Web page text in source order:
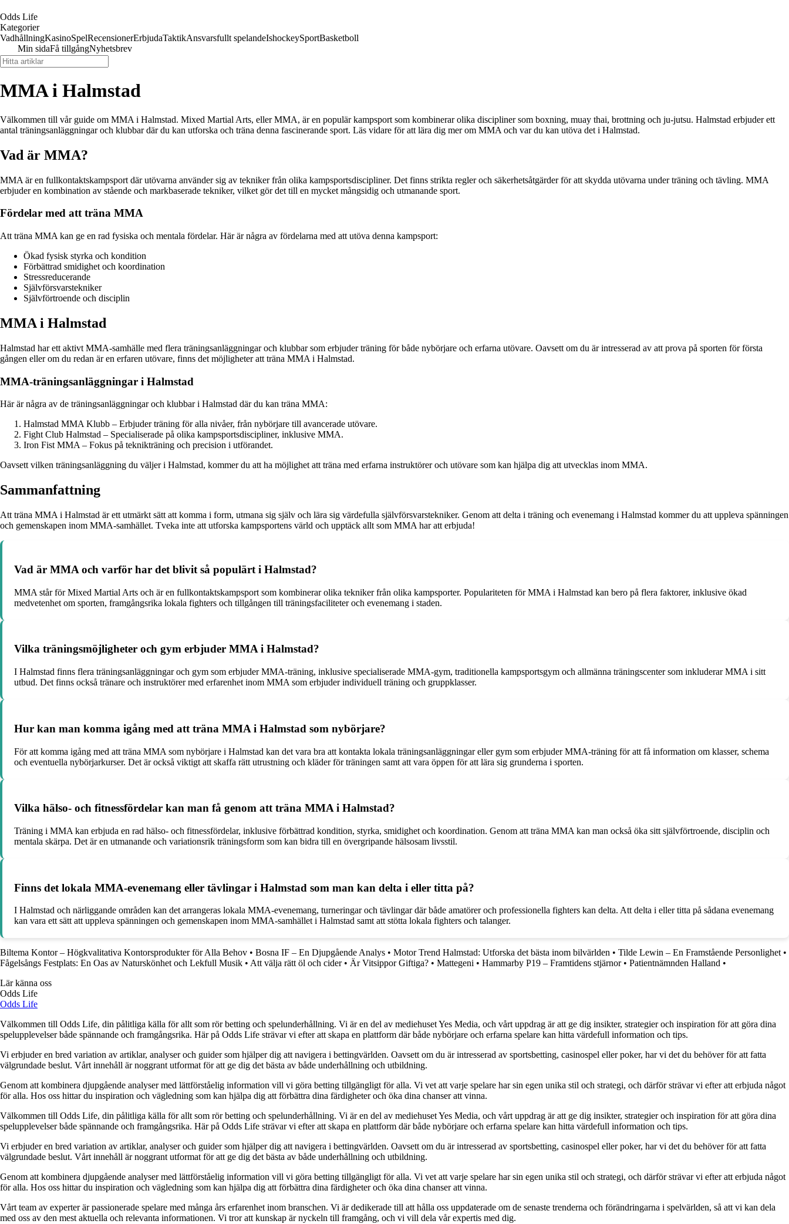
Odds Life
Kategorier
VadhållningKasinoSpelRecensionerErbjudaTaktikAnsvarsfullt spelandeIshockeySportBasketboll
Min sidaFå tillgångNyhetsbrev
MMA i Halmstad
Välkommen till vår guide om MMA i Halmstad. Mixed Martial Arts, eller MMA, är en populär kampsport som kombinerar olika discipliner som boxning, muay thai, brottning och ju-jutsu. Halmstad erbjuder ett
antal träningsanläggningar och klubbar där du kan utforska och träna denna fascinerande sport. Läs vidare för att lära dig mer om MMA och var du kan utöva det i Halmstad.
Vad är MMA?
MMA är en fullkontaktskampsport där utövarna använder sig av tekniker från olika kampsportsdiscipliner. Det finns strikta regler och säkerhetsåtgärder för att skydda utövarna under träning och tävling. MMA
erbjuder en kombination av stående och markbaserade tekniker, vilket gör det till en mycket mångsidig och utmanande sport.
Fördelar med att träna MMA
Att träna MMA kan ge en rad fysiska och mentala fördelar. Här är några av fördelarna med att utöva denna kampsport:
Ökad fysisk styrka och kondition
Förbättrad smidighet och koordination
Stressreducerande
Självförsvarstekniker
Självförtroende och disciplin
MMA i Halmstad
Halmstad har ett aktivt MMA-samhälle med flera träningsanläggningar och klubbar som erbjuder träning för både nybörjare och erfarna utövare. Oavsett om du är intresserad av att prova på sporten för första
gången eller om du redan är en erfaren utövare, finns det möjligheter att träna MMA i Halmstad.
MMA-träningsanläggningar i Halmstad
Här är några av de träningsanläggningar och klubbar i Halmstad där du kan träna MMA:
Halmstad MMA Klubb – Erbjuder träning för alla nivåer, från nybörjare till avancerade utövare.
Fight Club Halmstad – Specialiserade på olika kampsportsdiscipliner, inklusive MMA.
Iron Fist MMA – Fokus på teknikträning och precision i utförandet.
Oavsett vilken träningsanläggning du väljer i Halmstad, kommer du att ha möjlighet att träna med erfarna instruktörer och utövare som kan hjälpa dig att utvecklas inom MMA.
Sammanfattning
Att träna MMA i Halmstad är ett utmärkt sätt att komma i form, utmana sig själv och lära sig värdefulla självförsvarstekniker. Genom att delta i träning och evenemang i Halmstad kommer du att uppleva spänningen
och gemenskapen inom MMA-samhället. Tveka inte att utforska kampsportens värld och upptäck allt som MMA har att erbjuda!
Vad är MMA och varför har det blivit så populärt i Halmstad?
MMA står för Mixed Martial Arts och är en fullkontaktskampsport som kombinerar olika tekniker från olika kampsporter. Populariteten för MMA i Halmstad kan bero på flera faktorer, inklusive ökad
medvetenhet om sporten, framgångsrika lokala fighters och tillgången till träningsfaciliteter och evenemang i staden.
Vilka träningsmöjligheter och gym erbjuder MMA i Halmstad?
I Halmstad finns flera träningsanläggningar och gym som erbjuder MMA-träning, inklusive specialiserade MMA-gym, traditionella kampsportsgym och allmänna träningscenter som inkluderar MMA i sitt
utbud. Det finns också tränare och instruktörer med erfarenhet inom MMA som erbjuder individuell träning och gruppklasser.
Hur kan man komma igång med att träna MMA i Halmstad som nybörjare?
För att komma igång med att träna MMA som nybörjare i Halmstad kan det vara bra att kontakta lokala träningsanläggningar eller gym som erbjuder MMA-träning för att få information om klasser, schema
och eventuella nybörjarkurser. Det är också viktigt att skaffa rätt utrustning och kläder för träningen samt att vara öppen för att lära sig grunderna i sporten.
Vilka hälso- och fitnessfördelar kan man få genom att träna MMA i Halmstad?
Träning i MMA kan erbjuda en rad hälso- och fitnessfördelar, inklusive förbättrad kondition, styrka, smidighet och koordination. Genom att träna MMA kan man också öka sitt självförtroende, disciplin och
mentala skärpa. Det är en utmanande och variationsrik träningsform som kan bidra till en övergripande hälsosam livsstil.
Finns det lokala MMA-evenemang eller tävlingar i Halmstad som man kan delta i eller titta på?
I Halmstad och närliggande områden kan det arrangeras lokala MMA-evenemang, turneringar och tävlingar där både amatörer och professionella fighters kan delta. Att delta i eller titta på sådana evenemang
kan vara ett sätt att uppleva spänningen och gemenskapen inom MMA-samhället i Halmstad samt att stötta lokala fighters och talanger.
Biltema Kontor – Högkvalitativa Kontorsprodukter för Alla Behov • Bosna IF – En Djupgående Analys • Motor Trend Halmstad: Utforska det bästa inom bilvärlden • Tilde Lewin – En Framstående Personlighet •
Fågelsångs Festplats: En Oas av Naturskönhet och Lekfull Musik • Att välja rätt öl och cider• Är Vitsippor Giftiga? • Mattegeni • Hammarby P19 – Framtidens stjärnor• Patientnämnden Halland •
Lär känna oss
Odds Life
Odds Life
Välkommen till Odds Life, din pålitliga källa för allt som rör betting och spelunderhållning. Vi är en del av mediehuset Yes Media, och vårt uppdrag är att ge dig insikter, strategier och inspiration för att göra dina
spelupplevelser både spännande och framgångsrika. Här på Odds Life strävar vi efter att skapa en plattform där både nybörjare och erfarna spelare kan hitta värdefull information och tips.
Vi erbjuder en bred variation av artiklar, analyser och guider som hjälper dig att navigera i bettingvärlden. Oavsett om du är intresserad av sportsbetting, casinospel eller poker, har vi det du behöver för att fatta
välgrundade beslut. Vårt innehåll är noggrant utformat för att ge dig det bästa av både underhållning och utbildning.
Genom att kombinera djupgående analyser med lättförståelig information vill vi göra betting tillgängligt för alla. Vi vet att varje spelare har sin egen unika stil och strategi, och därför strävar vi efter att erbjuda något
för alla. Hos oss hittar du inspiration och vägledning som kan hjälpa dig att förbättra dina färdigheter och öka dina chanser att vinna.
Välkommen till Odds Life, din pålitliga källa för allt som rör betting och spelunderhållning. Vi är en del av mediehuset Yes Media, och vårt uppdrag är att ge dig insikter, strategier och inspiration för att göra dina
spelupplevelser både spännande och framgångsrika. Här på Odds Life strävar vi efter att skapa en plattform där både nybörjare och erfarna spelare kan hitta värdefull information och tips.
Vi erbjuder en bred variation av artiklar, analyser och guider som hjälper dig att navigera i bettingvärlden. Oavsett om du är intresserad av sportsbetting, casinospel eller poker, har vi det du behöver för att fatta
välgrundade beslut. Vårt innehåll är noggrant utformat för att ge dig det bästa av både underhållning och utbildning.
Genom att kombinera djupgående analyser med lättförståelig information vill vi göra betting tillgängligt för alla. Vi vet att varje spelare har sin egen unika stil och strategi, och därför strävar vi efter att erbjuda något
för alla. Hos oss hittar du inspiration och vägledning som kan hjälpa dig att förbättra dina färdigheter och öka dina chanser att vinna.
Vårt team av experter är passionerade spelare med många års erfarenhet inom branschen. Vi är dedikerade till att hålla oss uppdaterade om de senaste trenderna och förändringarna i spelvärlden, så att vi kan dela
med oss av den mest aktuella och relevanta informationen. Vi tror att kunskap är nyckeln till framgång, och vi vill dela vår expertis med dig.